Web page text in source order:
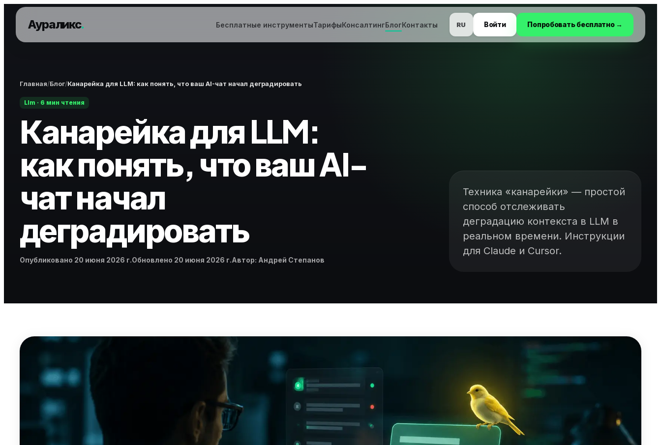
Аураликс. Бесплатные инструментыТарифыКонсалтингБлогКонтакты RU Войти Попробовать бесплатно →
Главная Блог Канарейка для LLM: как понять, что ваш AI-чат начал деградировать
Llm · 6 мин чтения
Канарейка для LLM:
как понять, что ваш AI-
чат начал
деградировать
Опубликовано
Опубликовано 20 июня 2026 г.Обновлено
Обновлено 20 июня 2026 г.Автор
Автор: Андрей Степанов
Техника «канарейки» — простой
способ отслеживать
деградацию контекста в LLM в
реальном времени. Инструкции
для Claude и Cursor.